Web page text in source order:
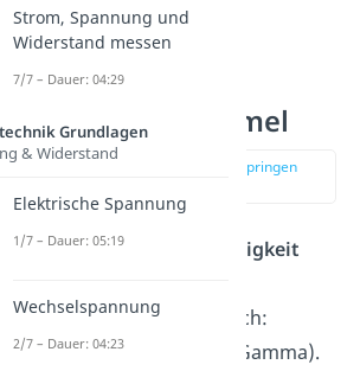
Elektrische
Leitfähigkeit Formel
zur Stelle im Video springen
Für dieelektrische Leitfähigkeit
Formelzeichen (griechisch:
Sigma), (Kappa) und
(Gamma).
Strom, Spannung und
Widerstand messen
7/7 – Dauer: 04:29
Grundlagen
& Widerstand
Elektrische Spannung
1/7 – Dauer: 05:19
Wechselspannung
2/7 – Dauer: 04:23